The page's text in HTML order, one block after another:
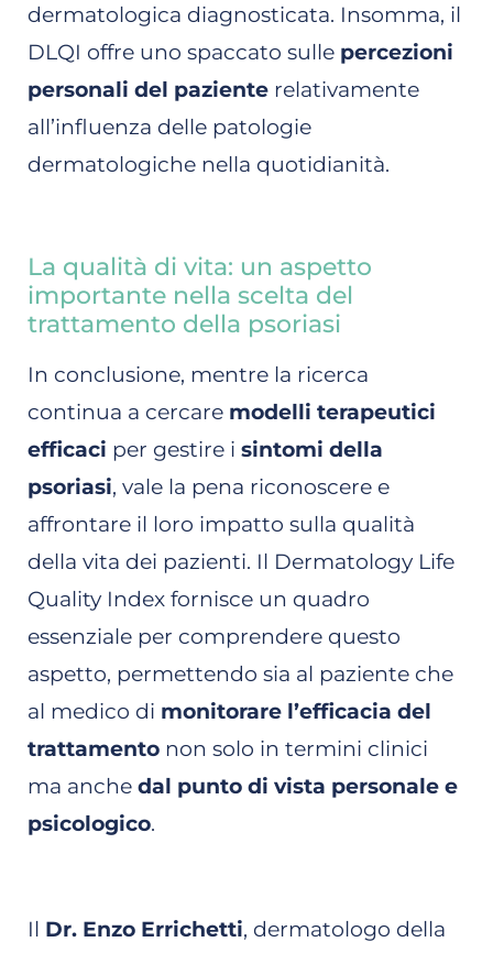
dermatologica diagnosticata. Insomma, il
DLQI offre uno spaccato sulle percezioni
personali del paziente relativamente
all’influenza delle patologie
dermatologiche nella quotidianità.
La qualità di vita: un aspetto
importante nella scelta del
trattamento della psoriasi
In conclusione, mentre la ricerca
continua a cercare modelli terapeutici
efficaci per gestire i sintomi della
psoriasi, vale la pena riconoscere e
affrontare il loro impatto sulla qualità
della vita dei pazienti. Il Dermatology Life
Quality Index fornisce un quadro
essenziale per comprendere questo
aspetto, permettendo sia al paziente che
al medico di monitorare l’efficacia del
trattamento non solo in termini clinici
ma anche dal punto di vista personale e
psicologico.
Il Dr. Enzo Errichetti, dermatologo della